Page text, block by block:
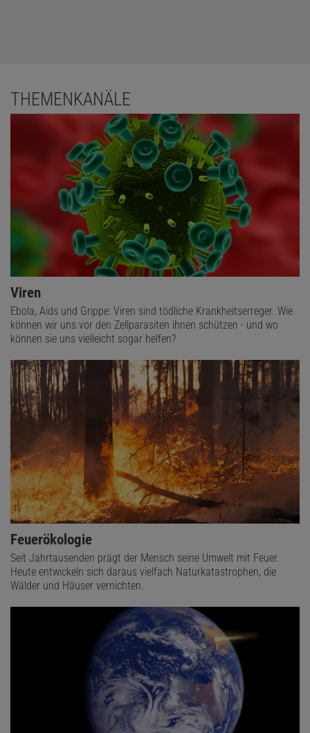
THEMENKANÄLE
Viren
Ebola, Aids und Grippe: Viren sind tödliche Krankheitserreger. Wie
können wir uns vor den Zellparasiten ihnen schützen - und wo
können sie uns vielleicht sogar helfen?
Feuerökologie
Seit Jahrtausenden prägt der Mensch seine Umwelt mit Feuer.
Heute entwickeln sich daraus vielfach Naturkatastrophen, die
Wälder und Häuser vernichten.